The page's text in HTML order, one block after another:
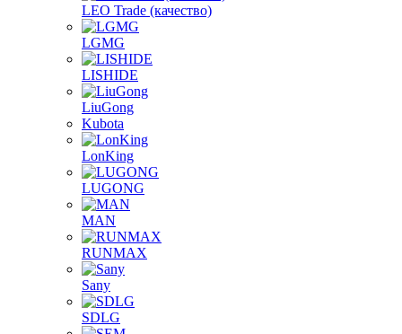
LEO Trade (качество)
LGMG
LISHIDE
LiuGong
Kubota
LonKing
LUGONG
MAN
RUNMAX
Sany
SDLG